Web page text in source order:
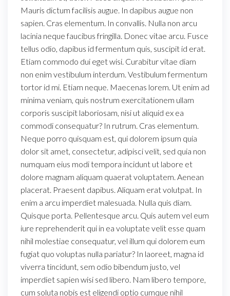
Mauris dictum facilisis augue. In dapibus augue non
sapien. Cras elementum. In convallis. Nulla non arcu
lacinia neque faucibus fringilla. Donec vitae arcu. Fusce
tellus odio, dapibus id fermentum quis, suscipit id erat.
Etiam commodo dui eget wisi. Curabitur vitae diam
non enim vestibulum interdum. Vestibulum fermentum
tortor id mi. Etiam neque. Maecenas lorem. Ut enim ad
minima veniam, quis nostrum exercitationem ullam
corporis suscipit laboriosam, nisi ut aliquid ex ea
commodi consequatur? In rutrum. Cras elementum.
Neque porro quisquam est, qui dolorem ipsum quia
dolor sit amet, consectetur, adipisci velit, sed quia non
numquam eius modi tempora incidunt ut labore et
dolore magnam aliquam quaerat voluptatem. Aenean
placerat. Praesent dapibus. Aliquam erat volutpat. In
enim a arcu imperdiet malesuada. Nulla quis diam.
Quisque porta. Pellentesque arcu. Quis autem vel eum
iure reprehenderit qui in ea voluptate velit esse quam
nihil molestiae consequatur, vel illum qui dolorem eum
fugiat quo voluptas nulla pariatur? In laoreet, magna id
viverra tincidunt, sem odio bibendum justo, vel
imperdiet sapien wisi sed libero. Nam libero tempore,
cum soluta nobis est eligendi optio cumque nihil